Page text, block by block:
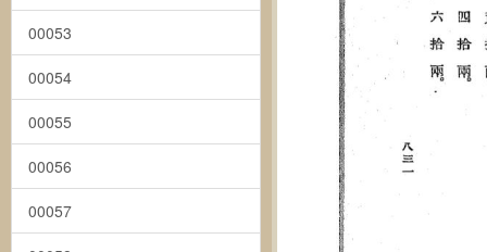
00053
00054
00055
00056
00057